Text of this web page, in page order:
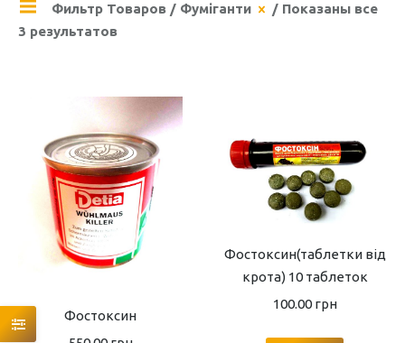
Фильтр Товаров / Фуміганти
/ Показаны все
3 результатов
Фостоксин
Фостоксин(таблетки від
крота) 10 таблеток
100.00 грн